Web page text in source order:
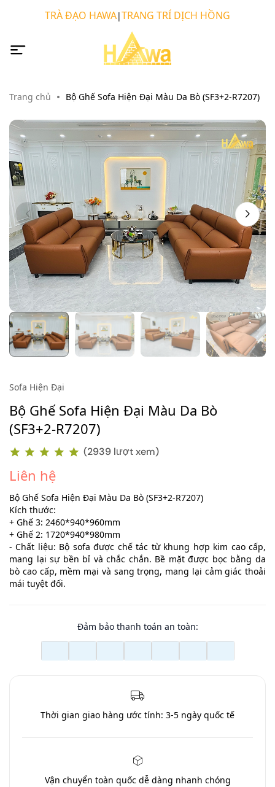
TRÀ ĐẠO HAWA|TRANG TRÍ DỊCH HỒNG
Trang chủ Bộ Ghế Sofa Hiện Đại Màu Da Bò (SF3+2-R7207)
Sofa Hiện Đại
Bộ Ghế Sofa Hiện Đại Màu Da Bò
(SF3+2-R7207)
(2939 lượt xem)
Liên hệ
Bộ Ghế Sofa Hiện Đại Màu Da Bò (SF3+2-R7207)
Kích thước:
+ Ghế 3: 2460*940*960mm
+ Ghế 2: 1720*940*980mm
- Chất liệu: Bộ sofa được chế tác từ khung hợp kim cao cấp,
mang lại sự bền bỉ và chắc chắn. Bề mặt được bọc bằng da
bò cao cấp, mềm mại và sang trọng, mang lại cảm giác thoải
mái tuyệt đối.
Đảm bảo thanh toán an toàn:
Thời gian giao hàng ước tính: 3-5 ngày quốc tế
Vận chuyển toàn quốc dễ dàng nhanh chóng